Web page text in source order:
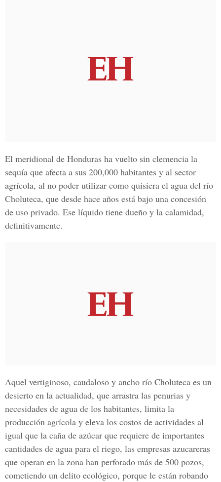
El meridional de Honduras ha vuelto sin clemencia la
sequía que afecta a sus 200,000 habitantes y al sector
agrícola, al no poder utilizar como quisiera el agua del río
Choluteca, que desde hace años está bajo una concesión
de uso privado. Ese líquido tiene dueño y la calamidad,
definitivamente.
Aquel vertiginoso, caudaloso y ancho río Choluteca es un
desierto en la actualidad, que arrastra las penurias y
necesidades de agua de los habitantes, limita la
producción agrícola y eleva los costos de actividades al
igual que la caña de azúcar que requiere de importantes
cantidades de agua para el riego, las empresas azucareras
que operan en la zona han perforado más de 500 pozos,
cometiendo un delito ecológico, porque le están robando